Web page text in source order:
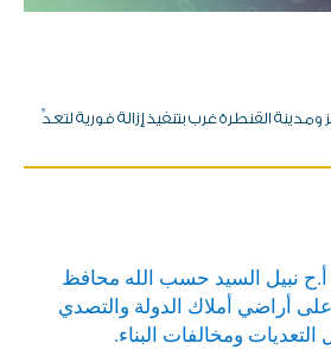
القنطرة غرب بتنفيذ إزالة فورية لتعدٍّ
أ.ح نبيل السيد حسب الله محافظ
على أراضي أملاك الدولة والتصدي
ومخالفات البناء.